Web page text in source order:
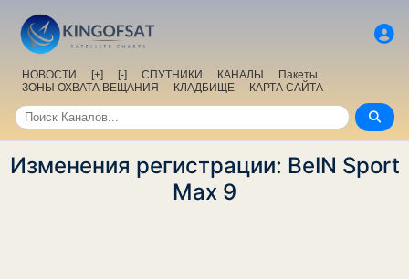
НОВОСТИ [+] [-] СПУТНИКИ КАНАЛЫ
Пакеты
ЗОНЫ ОХВАТА ВЕЩАНИЯ
КЛАДБИЩЕ КАРТА САЙТА
Изменения регистрации: BeIN Sport
Max 9